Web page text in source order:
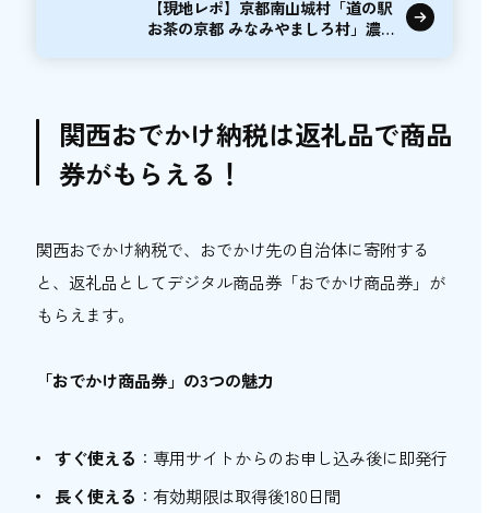
【現地レポ】京都南山城村「道の駅
お茶の京都 みなみやましろ村」濃
関西おでかけ納税は返礼品で商品
券がもらえる！
関西おでかけ納税で、おでかけ先の自治体に寄附する
と、返礼品としてデジタル商品券「おでかけ商品券」が
もらえます。
「おでかけ商品券」の3つの魅力
すぐ使える ：専用サイトからのお申し込み後に即発行
長く使える ：有効期限は取得後180日間